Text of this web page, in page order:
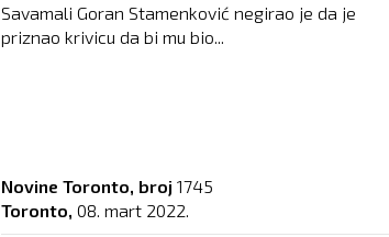
Savamali Goran Stamenković negirao je da je
priznao krivicu da bi mu bio...
Novine Toronto, broj 1745
Toronto, 08. mart 2022.